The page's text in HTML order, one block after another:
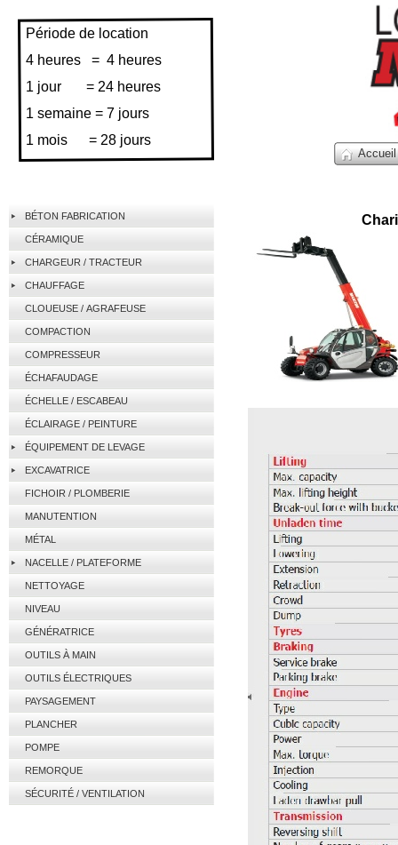
Accueil
BÉTON FABRICATION
CÉRAMIQUE
CHARGEUR / TRACTEUR
CHAUFFAGE
CLOUEUSE / AGRAFEUSE
COMPACTION
COMPRESSEUR
ÉCHAFAUDAGE
ÉCHELLE / ESCABEAU
ÉCLAIRAGE / PEINTURE
ÉQUIPEMENT DE LEVAGE
EXCAVATRICE
FICHOIR / PLOMBERIE
MANUTENTION
MÉTAL
NACELLE / PLATEFORME
NETTOYAGE
NIVEAU
GÉNÉRATRICE
OUTILS À MAIN
OUTILS ÉLECTRIQUES
PAYSAGEMENT
PLANCHER
POMPE
REMORQUE
SÉCURITÉ / VENTILATION
Période de location
4 heures = 4 heures
1 jour = 24 heures
1 semaine = 7 jours
1 mois = 28 jours